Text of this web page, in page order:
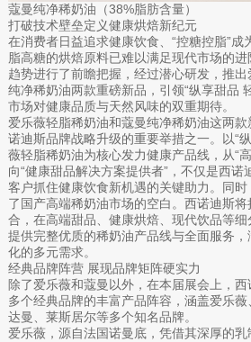
蔻曼纯净稀奶油（38%脂肪含量）
打破技术壁垒定义健康烘焙新纪元
在消费者日益追求健康饮食、“控糖控脂”成
脂高糖的烘焙原料已难以满足现代市场的
趋势进行了前瞻把握，经过潜心研发，推
纯净稀奶油两款重磅新品，引领“纵享甜品
市场对健康品质与天然风味的双重期待。
爱乐薇轻脂稀奶油和蔻曼纯净稀奶油这两
诺迪斯品牌战略升级的重要举措之一。以“
薇轻脂稀奶油为核心发力健康产品线，从“
向“健康甜品解决方案提供者”，不仅是西
客户抓住健康饮食新机遇的关键助力。同
了国产高端稀奶油市场的空白。西诺迪斯
合，在高端甜品、健康烘焙、现代饮品等
提供完整优质的稀奶油产品线与全面服务
化的多元需求。
经典品牌阵营 展现品牌矩阵硬实力
除了爱乐薇和蔻曼以外，在本届展会上，
多个经典品牌的丰富产品阵容，涵盖爱乐
达曼、莱斯居尔等多个知名品牌。
爱乐薇，源自法国诺曼底，凭借其深厚的